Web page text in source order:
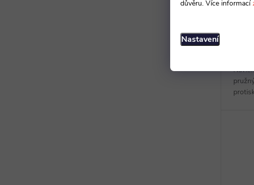
důvěru. Více informací
Nastavení